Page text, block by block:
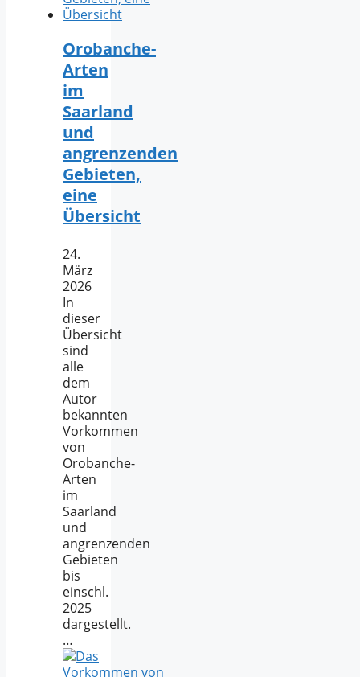
Orobanche-
Arten
im
Saarland
und
angrenzenden
Gebieten,
eine
Übersicht
24.
März
2026
In
dieser
Übersicht
sind
alle
dem
Autor
bekannten
Vorkommen
von
Orobanche-
Arten
im
Saarland
und
angrenzenden
Gebieten
bis
einschl.
2025
dargestellt.
…